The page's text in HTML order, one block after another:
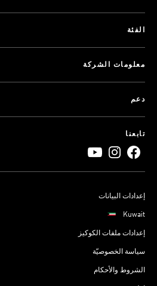
الفئة
معلومات الشركة
دعم
تابعنا
إعدادات البيانات
Kuwait
إعدادات ملفات الكوكيز
سياسة الخصوصيّة
الشروط والأحكام